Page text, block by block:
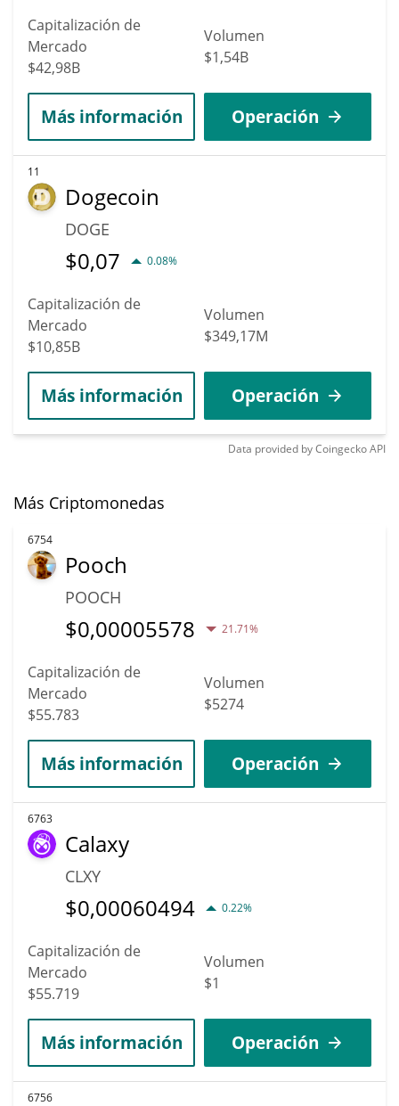
Capitalización de
Mercado
$42,98B
Volumen
$1,54B
Más información Operación
11
Dogecoin
DOGE
$0,07 0.08%
Capitalización de
Mercado
$10,85B
Volumen
$349,17M
Más información Operación
Data provided byCoingeckoAPI
Más Criptomonedas
6754
Pooch
POOCH
$0,00005578 21.71%
Capitalización de
Mercado
$55.783
Volumen
$5274
Más información Operación
6763
Calaxy
CLXY
$0,00060494 0.22%
Capitalización de
Mercado
$55.719
Volumen
$1
Más información Operación
6756